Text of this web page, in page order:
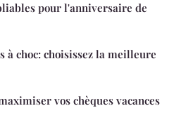
pour l'anniversaire de
à choc: choisissez la meilleure
vos chèques vacances